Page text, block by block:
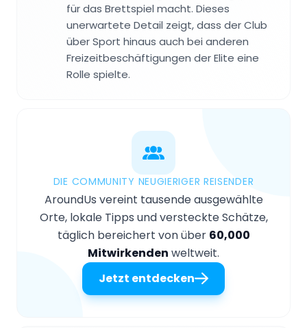
für das Brettspiel macht. Dieses
unerwartete Detail zeigt, dass der Club
über Sport hinaus auch bei anderen
Freizeitbeschäftigungen der Elite eine
Rolle spielte.
DIE COMMUNITY NEUGIERIGER REISENDER
AroundUs vereint tausende ausgewählte
Orte, lokale Tipps und versteckte Schätze,
täglich bereichert von über 60,000
Mitwirkenden weltweit.
Jetzt entdecken